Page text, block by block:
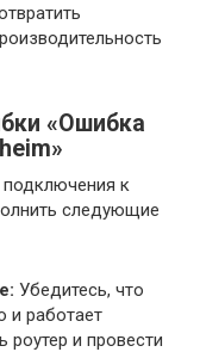
«Ошибка
к
следующие
Убедитесь, что
и работает
роутер и провести